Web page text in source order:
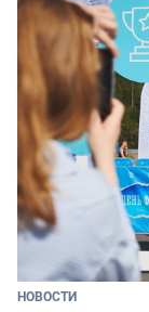
НОВОСТИ